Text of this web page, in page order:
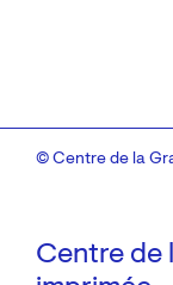
Centre de
© Centre de la